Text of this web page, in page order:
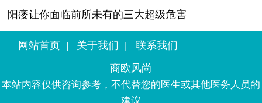
阳痿让你面临前所未有的三大超级危害
网站首页 关于我们
联系我们
商欧风尚
本站内容仅供咨询参考，不代替您的医生或其他医务人员的